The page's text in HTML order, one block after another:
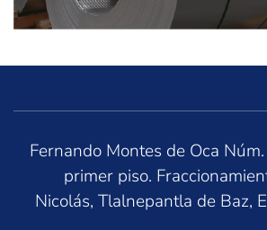
Fernando Montes de Oca
primer piso.
Nicolás, Tlalnepantla de Baz,